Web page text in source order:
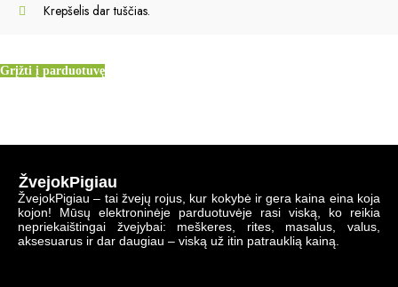
Krepšelis dar tuščias.
Grįžti į parduotuvę
ŽvejokPigiau
ŽvejokPigiau – tai žvejų rojus, kur kokybė ir gera kaina eina koja
kojon! Mūsų elektroninėje parduotuvėje rasi viską, ko reikia
nepriekaištingai žvejybai: meškeres, rites, masalus, valus,
aksesuarus ir dar daugiau – viską už itin patrauklią kainą.